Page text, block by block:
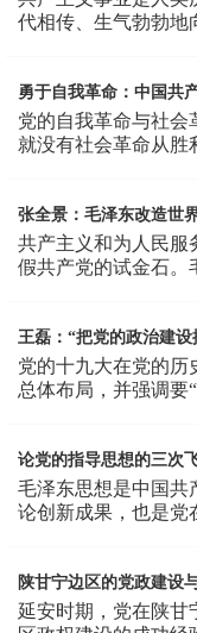
代相传、生气勃勃地
勇于自我革命：中国共
党的自我革命与社会
就没有社会革命从胜
张全景：毛泽东改造世
共产主义和为人民服
假共产党的试金石。
王磊：“把党的政治建
党的十九大在党的历
总体布局，并强调要
论党的指导思想的三次
毛泽东思想是中国共
论创新成果，也是党
陕甘宁边区的党政建设
延安时期，党在陕甘